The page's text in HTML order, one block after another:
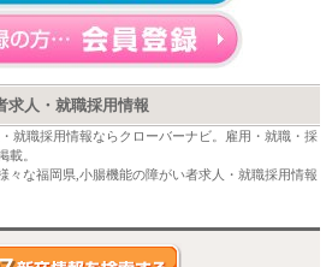
求人・就職採用情報
就職採用情報ならクローバーナビ。雇用・就職・採
載。
々な福岡県,小腸機能の障がい者求人・就職採用情報